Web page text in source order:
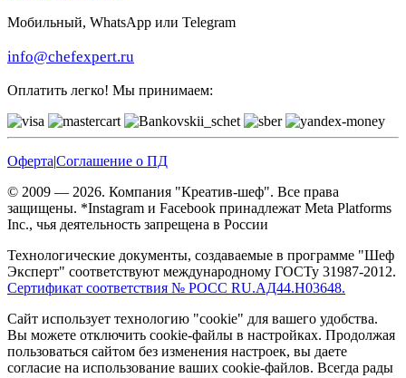
Мобильный, WhatsApp или Telegram
info@chefexpert.ru
Оплатить легко! Мы принимаем:
Оферта|Соглашение о ПД
© 2009 — 2026. Компания "Креатив-шеф". Все права
защищены. *Instagram и Facebook принадлежат Meta Platforms
Inc., чья деятельность запрещена в России
Технологические документы, создаваемые в программе "Шеф
Эксперт" соответствуют международному ГОСТу 31987-2012.
Сертификат соответствия № РОСС RU.АД44.Н03648.
Сайт использует технологию "cookie" для вашего удобства.
Вы можете отключить cookie-файлы в настройках. Продолжая
пользоваться сайтом без изменения настроек, вы даете
согласие на использование ваших cookie-файлов. Всегда рады